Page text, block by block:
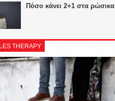
Πόσο κάνει 2+1 στα ρώσικα
THERAPY